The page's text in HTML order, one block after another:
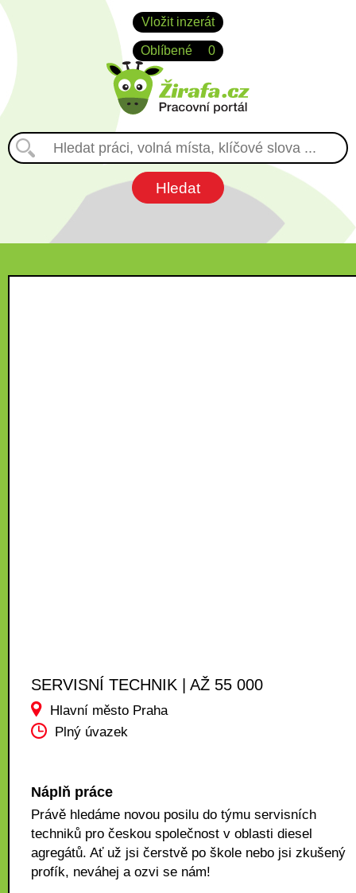
Vložit inzerát
Oblíbené 0
SERVISNÍ TECHNIK | AŽ 55 000
Hlavní město Praha
Plný úvazek
Náplň práce
Právě hledáme novou posilu do týmu servisních
techniků pro českou společnost v oblasti diesel
agregátů. Ať už jsi čerstvě po škole nebo jsi zkušený
profík, neváhej a ozvi se nám!